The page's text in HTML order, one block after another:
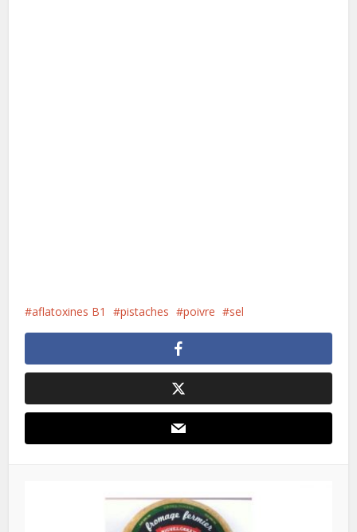
aflatoxines B1 pistaches poivre sel